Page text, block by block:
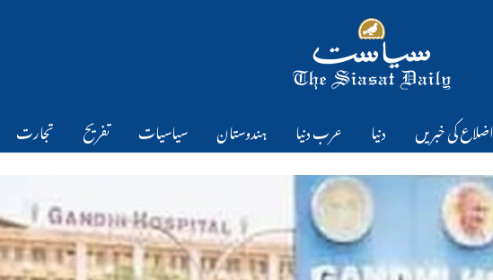
اضلاع کی خبریں دنیا عرب دنیا ہندوستان سیاسیات تفریح تجارت